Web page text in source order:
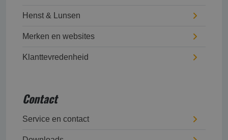
Henst & Lunsen
Merken en websites
Klanttevredenheid
Contact
Service en contact